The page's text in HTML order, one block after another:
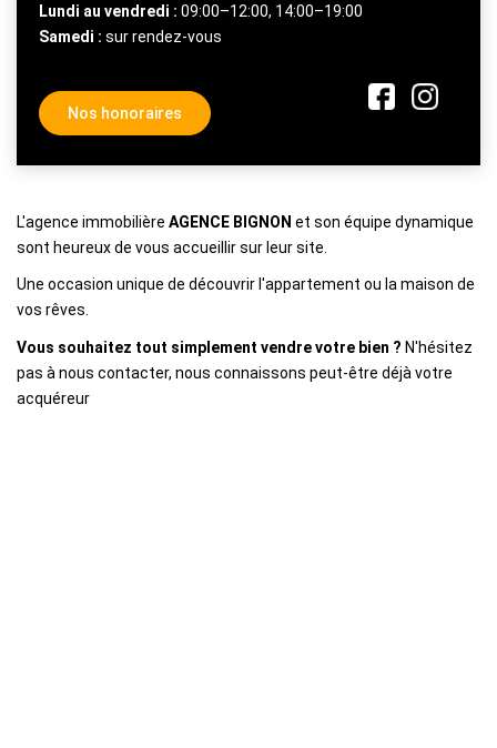
Lundi au vendredi : 09:00–12:00, 14:00–19:00
Samedi : sur rendez-vous
Nos honoraires
L'agence immobilière AGENCE BIGNON et son équipe dynamique
sont heureux de vous accueillir sur leur site.
Une occasion unique de découvrir l'appartement ou la maison de
vos rêves.
Vous souhaitez tout simplement vendre votre bien ? N'hésitez
pas à nous contacter, nous connaissons peut-être déjà votre
acquéreur